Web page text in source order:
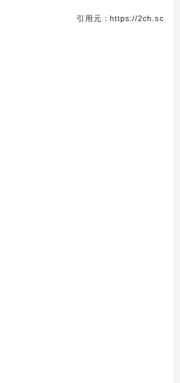
引用元：https://2ch.sc